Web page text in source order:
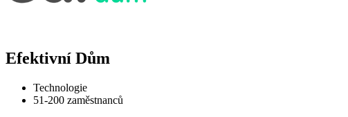
Efektivní Dům
Technologie
51-200 zaměstnanců